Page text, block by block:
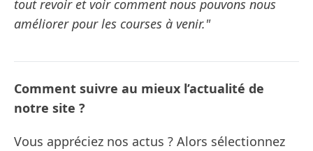
tout revoir et voir comment nous pouvons nous
améliorer pour les courses à venir."
Comment suivre au mieux l’actualité de
notre site ?
Vous appréciez nos actus ? Alors sélectionnez